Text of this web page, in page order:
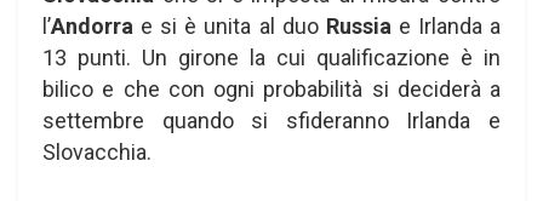
l’Andorra e si è unita al duo Russia e Irlanda a
13 punti. Un girone la cui qualificazione è in
bilico e che con ogni probabilità si deciderà a
settembre quando si sfideranno Irlanda e
Slovacchia.